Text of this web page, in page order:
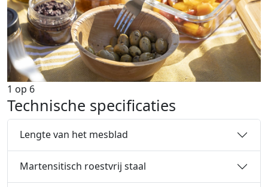
1 op 6
Technische specificaties
Lengte van het mesblad
Martensitisch roestvrij staal